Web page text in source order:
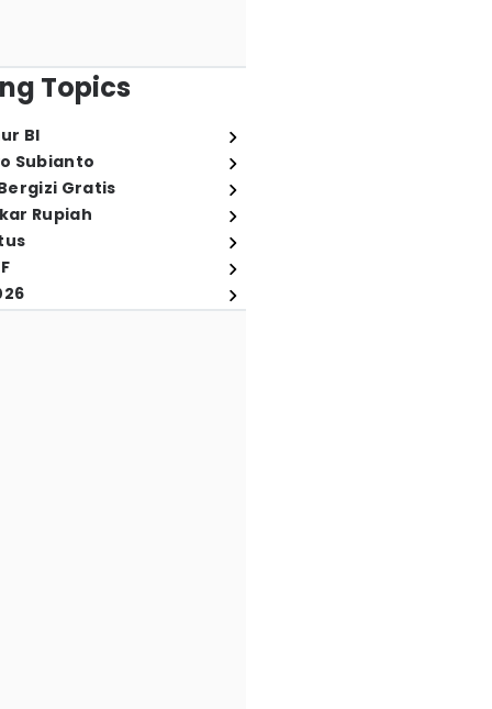
Topics
BI
Subianto
Gratis
Rupiah